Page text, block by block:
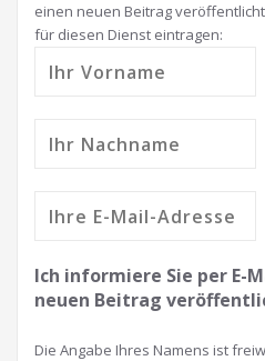
einen neuen Beitrag
für diesen Dienst eintragen:
Ich informiere Sie per E-
neuen Beitrag
Die Angabe Ihres Namens ist